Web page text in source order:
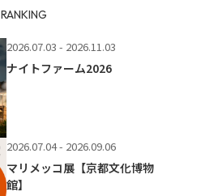
RANKING
2026.07.03 - 2026.11.03
ナイトファーム2026
2026.07.04 - 2026.09.06
マリメッコ展【京都文化博物
館】